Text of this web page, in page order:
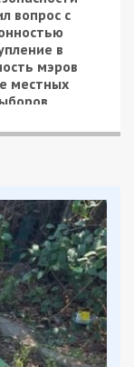
змогу
а вам -
під ними.
Слідкуйте